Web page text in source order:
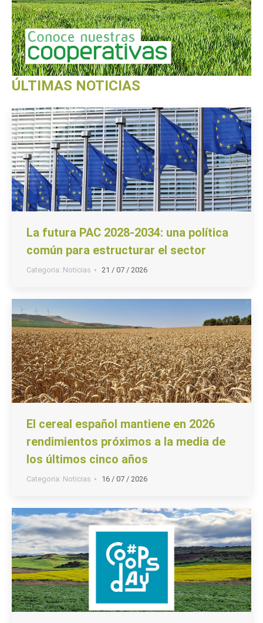
ÚLTIMAS NOTICIAS
La futura PAC 2028-2034: una política
común para estructurar el sector
Categoria: Noticias 21 / 07 / 2026
El cereal español mantiene en 2026
rendimientos próximos a la media de
los últimos cinco años
Categoria: Noticias 16 / 07 / 2026